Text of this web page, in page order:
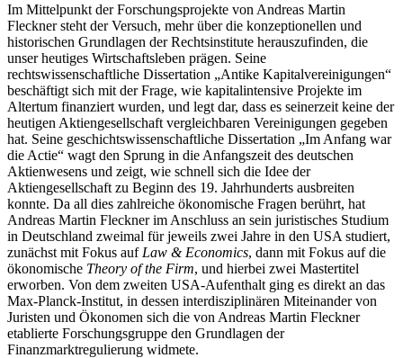
Im Mittelpunkt der Forschungsprojekte von Andreas Martin
Fleckner steht der Versuch, mehr über die konzeptionellen und
historischen Grundlagen der Rechtsinstitute herauszufinden, die
unser heutiges Wirtschaftsleben prägen. Seine
rechtswissenschaftliche Dissertation „Antike Kapitalvereinigungen“
beschäftigt sich mit der Frage, wie kapitalintensive Projekte im
Altertum finanziert wurden, und legt dar, dass es seinerzeit keine der
heutigen Aktiengesellschaft vergleichbaren Vereinigungen gegeben
hat. Seine geschichtswissenschaftliche Dissertation „Im Anfang war
die Actie“ wagt den Sprung in die Anfangszeit des deutschen
Aktienwesens und zeigt, wie schnell sich die Idee der
Aktiengesellschaft zu Beginn des 19. Jahrhunderts ausbreiten
konnte. Da all dies zahlreiche ökonomische Fragen berührt, hat
Andreas Martin Fleckner im Anschluss an sein juristisches Studium
in Deutschland zweimal für jeweils zwei Jahre in den USA studiert,
zunächst mit Fokus auf Law & Economics, dann mit Fokus auf die
ökonomische Theory of the Firm, und hierbei zwei Mastertitel
erworben. Von dem zweiten USA-Aufenthalt ging es direkt an das
Max-Planck-Institut, in dessen interdisziplinären Miteinander von
Juristen und Ökonomen sich die von Andreas Martin Fleckner
etablierte Forschungsgruppe den Grundlagen der
Finanzmarktregulierung widmete.